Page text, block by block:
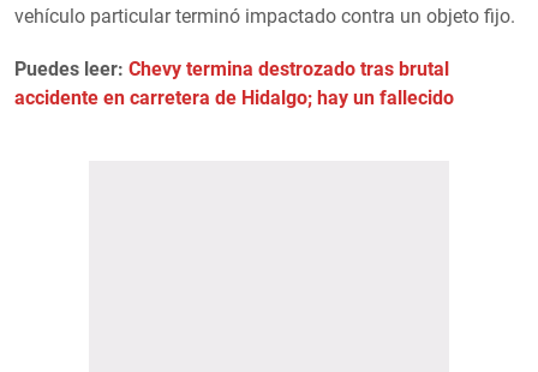
vehículo particular terminó impactado contra un objeto fijo.
Puedes leer: Chevy termina destrozado tras brutal
accidente en carretera de Hidalgo; hay un fallecido